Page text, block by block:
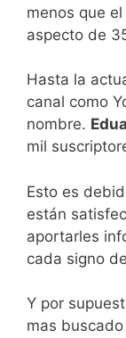
menos que
aspecto de
Hasta la
canal como
nombre.
mil
Esto es
están
aportarles
cada signo
Y por
mas